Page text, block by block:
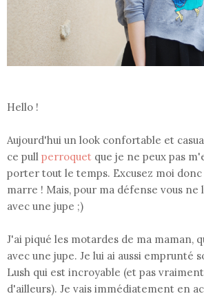
Hello !
Aujourd'hui un look confortable et
ce pull perroquet que je ne peux pas
porter tout le temps. Excusez moi donc
marre ! Mais, pour ma défense vous ne
avec une jupe ;)
J'ai piqué les motardes de ma maman,
avec une jupe. Je lui ai aussi emprunté
Lush qui est incroyable (et pas
d'ailleurs). Je vais immédiatement en